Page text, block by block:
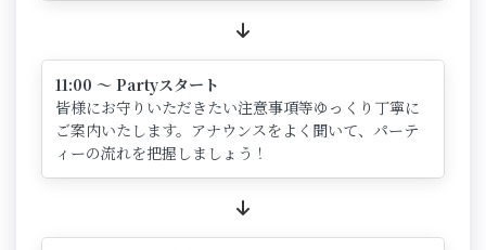
11:00 ～ Partyスタート
皆様にお守りいただきたい注意事項等ゆっくり丁寧に
ご案内いたします。アナウンスをよく聞いて、パーテ
ィーの流れを把握しましょう！